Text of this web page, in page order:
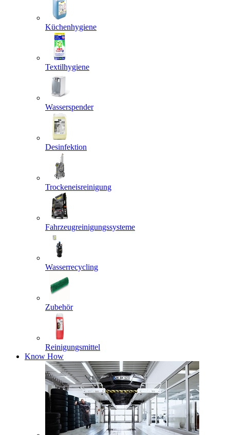
Küchenhygiene
Textilhygiene
Wasserspender
Desinfektion
Trockeneisreinigung
Fahrzeugreinigungssysteme
Wasserrecycling
Zubehör
Reinigungsmittel
Know How